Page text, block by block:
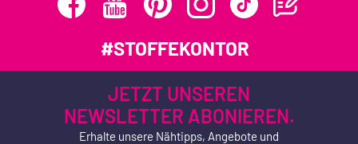
#STOFFEKONTOR
JETZT UNSEREN
NEWSLETTER ABONIEREN.
Erhalte unsere Nähtipps, Angebote und